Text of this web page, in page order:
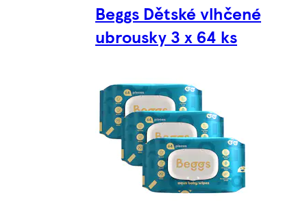
Beggs Dětské vlhčené
ubrousky 3 x 64 ks